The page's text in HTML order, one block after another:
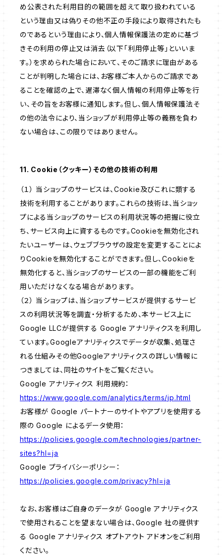
め公表された利用目的の範囲を超えて取り扱われている
という理由又は偽りその他不正の手段により取得されたも
のであるという理由により、個人情報保護法の定めに基づ
きその利用の停止又は消去（以下「利用停止等」といいま
す。）を求められた場合において、そのご請求に理由がある
ことが判明した場合には、お客様ご本人からのご請求であ
ることを確認の上で、遅滞なく個人情報の利用停止等を行
い、その旨をお客様に通知します。但し、個人情報保護法そ
の他の法令により、当ショップが利用停止等の義務を負わ
ない場合は、この限りではありません。
11. Cookie（クッキー）その他の技術の利用
（１） 当ショップのサービスは、Cookie及びこれに類する
技術を利用することがあります。これらの技術は、当ショッ
プによる当ショップのサービスの利用状況等の把握に役立
ち、サービス向上に資するものです。Cookieを無効化され
たいユーザーは、ウェブブラウザの設定を変更することによ
りCookieを無効化することができます。但し、Cookieを
無効化すると、当ショップのサービスの一部の機能をご利
用いただけなくなる場合があります。
（２） 当ショップは、当ショップサービスが提供するサービ
スの利用状況等を調査・分析するため、本サービス上に
Google LLCが提供する Google アナリティクスを利用し
ています。Googleアナリティクスでデータが収集、処理さ
れる仕組みその他Googleアナリティクスの詳しい情報に
つきましては、同社のサイトをご覧ください。
Google アナリティクス 利用規約：
https://www.google.com/analytics/terms/jp.html
お客様が Google パートナーのサイトやアプリを使用する
際の Google によるデータ使用：
https://policies.google.com/technologies/partner-
sites?hl=ja
Google プライバシーポリシー：
https://policies.google.com/privacy?hl=ja
なお、お客様はご自身のデータが Google アナリティクス
で使用されることを望まない場合は、Google 社の提供す
る Google アナリティクス オプトアウト アドオンをご利用
ください。